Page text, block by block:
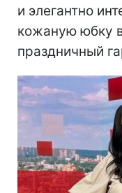
и элегантно
кожаную юбку
праздничный